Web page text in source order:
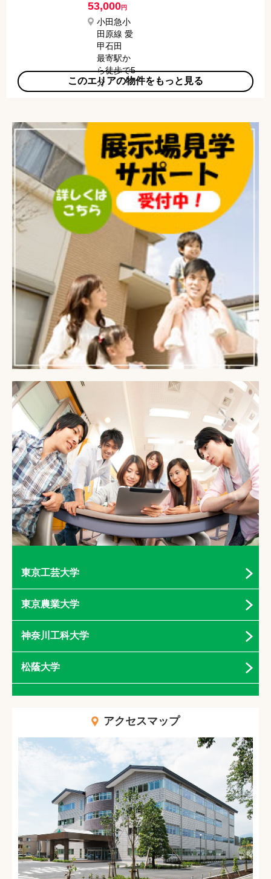
53,000円
小田急小
田原線 愛
甲石田
最寄駅か
ら徒歩で5
分
このエリアの物件をもっと見る
東京工芸大学
東京農業大学
神奈川工科大学
松蔭大学
アクセスマップ